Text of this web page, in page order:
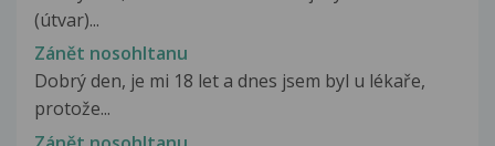
(útvar)...
Zánět nosohltanu
Dobrý den, je mi 18 let a dnes jsem byl u lékaře,
protože...